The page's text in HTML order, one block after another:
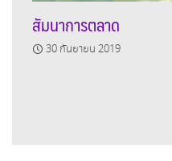
สัมนาการตลาด
30 กันยายน 2019